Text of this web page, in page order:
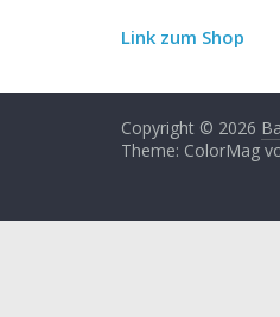
Link zum Shop
Copyright © 2026
Theme: ColorMag